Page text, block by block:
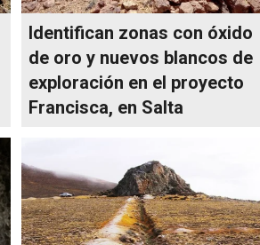
Identifican zonas con óxido
de oro y nuevos blancos de
exploración en el proyecto
Francisca, en Salta